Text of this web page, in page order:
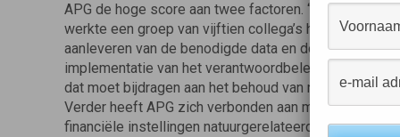
APG de hoge score aan twee factoren. “Onder de
werkte een groep van vijftien collega’s hecht samen
aanleveren van de benodigde data en documentatie
implementatie van het verantwoordbeleggenbeleid
dat moet bijdragen aan het behoud van natuur en
Verder heeft APG zich verbonden aan meerdere
financiële instellingen natuurgerelateerde risico’s en